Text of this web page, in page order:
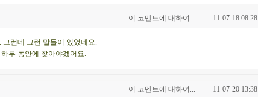
이 코멘트에 대하여... 11-07-18 08:28
런데 그런 말들이 있었네요.
루 동안에 찾아야겠어요.
이 코멘트에 대하여... 11-07-20 13:38